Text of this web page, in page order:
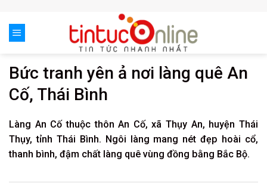
content
Bức tranh yên ả nơi làng quê An
Cố, Thái Bình
Làng An Cố thuộc thôn An Cố, xã Thụy An, huyện Thái
Thụy, tỉnh Thái Bình. Ngôi làng mang nét đẹp hoài cổ,
thanh bình, đậm chất làng quê vùng đồng bằng Bắc Bộ.